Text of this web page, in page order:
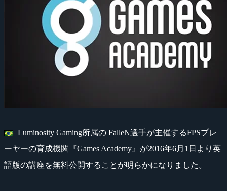
Luminosity Gaming所属の FalleN選手が主催するFPSプレ
ーヤーの育成機関『Games Academy』が2016年6月1日より英
語版の講座を無料公開することが明らかになりました。